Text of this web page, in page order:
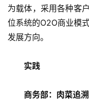
为载体，采用各种客
位系统的O2O商业模
发展方向。
实践
商务部：肉菜追溯